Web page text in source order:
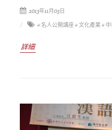
2013年11月03日
# 名人公開講座# 文化產業#
詳細